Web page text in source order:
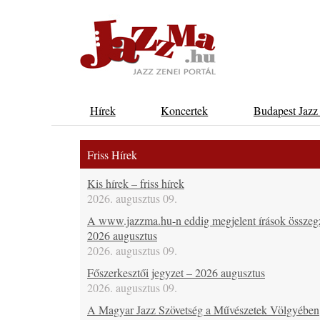
Hírek Koncertek Budapest
Friss Hírek
Kis hírek – friss hírek
2026. augusztus 09.
A www.jazzma.hu-n eddig megjelent írások
2026 augusztus
2026. augusztus 09.
Főszerkesztői jegyzet – 2026 augusztus
2026. augusztus 09.
A Magyar Jazz Szövetség a Művészetek Völgyében